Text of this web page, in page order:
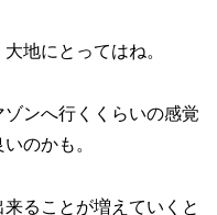
地にとってはね。
ンへ行くくらいの感覚
のかも。
ることが増えていくと